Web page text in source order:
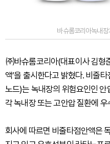
바슈롬코리아녹내
㈜바슈롬코리아(대표이사 김형
액’을 출시한다고 밝혔다. 비줄
노드)는 녹내장의 위험요인인
각 녹내장 또는 고안압 질환에
회사에 따르면 비줄타점안액은